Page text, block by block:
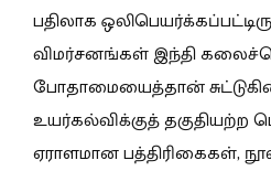
பதிலாக
விமர்சனங்கள் இந்தி
போதாமையைத்தான்
உயர்கல்விக்குத்
ஏராளமான பத்திரிகைகள்,